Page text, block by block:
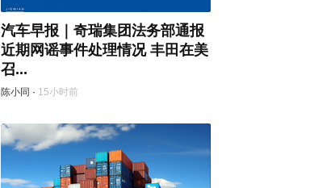
汽车早报｜奇瑞集团法务部通报
近期网谣事件处理情况 丰田在美
召...
陈小同 · 15小时前